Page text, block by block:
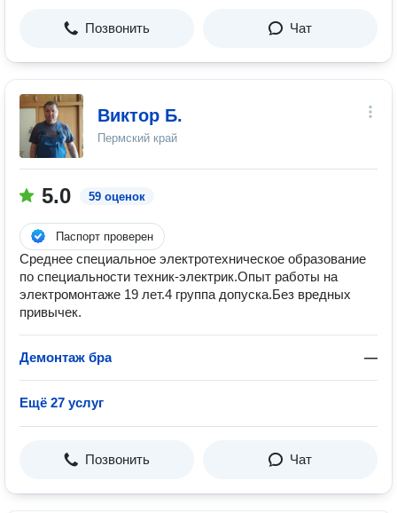
Позвонить Чат
Виктор Б.
Пермский край
5.0 59 оценок
Паспорт проверен
Среднее специальное электротехническое образование
по специальности техник-электрик.Опыт работы на
электромонтаже 19 лет.4 группа допуска.Без вредных
привычек.
Демонтаж бра —
Ещё 27 услуг
Позвонить Чат